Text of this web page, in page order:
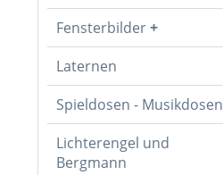
Fensterbilder
Laternen
Spieldosen - Musikdosen
Lichterengel und
Bergmann